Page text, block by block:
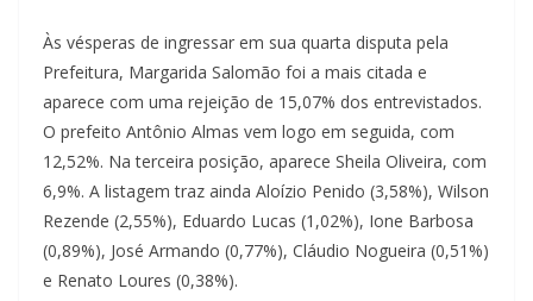
Às vésperas de ingressar em sua quarta disputa pela
Prefeitura, Margarida Salomão foi a mais citada e
aparece com uma rejeição de 15,07% dos entrevistados.
O prefeito Antônio Almas vem logo em seguida, com
12,52%. Na terceira posição, aparece Sheila Oliveira, com
6,9%. A listagem traz ainda Aloízio Penido (3,58%), Wilson
Rezende (2,55%), Eduardo Lucas (1,02%), Ione Barbosa
(0,89%), José Armando (0,77%), Cláudio Nogueira (0,51%)
e Renato Loures (0,38%).